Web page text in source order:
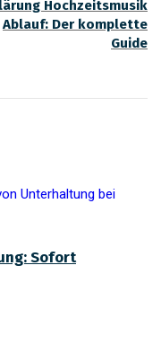
Hochzeitsmusik
Ablauf: Der komplette
Guide
Sofort